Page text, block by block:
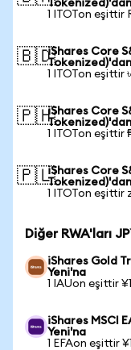
1 ITOTon eşittir
🇧🇩iShares Core
1 ITOTon eşittir
🇵🇭iShares Core
1 ITOTon eşittir
🇵🇱iShares Core
1 ITOTon eşittir
Diğer RWA'ları
iShares Gold
Yeni'na
1 IAUon eşittir
iShares MSCI
Yeni'na
1 EFAon eşittir